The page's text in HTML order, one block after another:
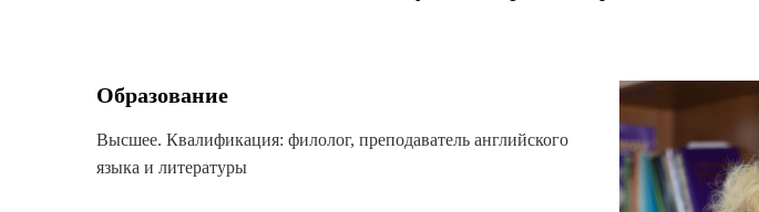
Образование
Высшее. Квалификация: филолог, преподаватель английского
языка и литературы